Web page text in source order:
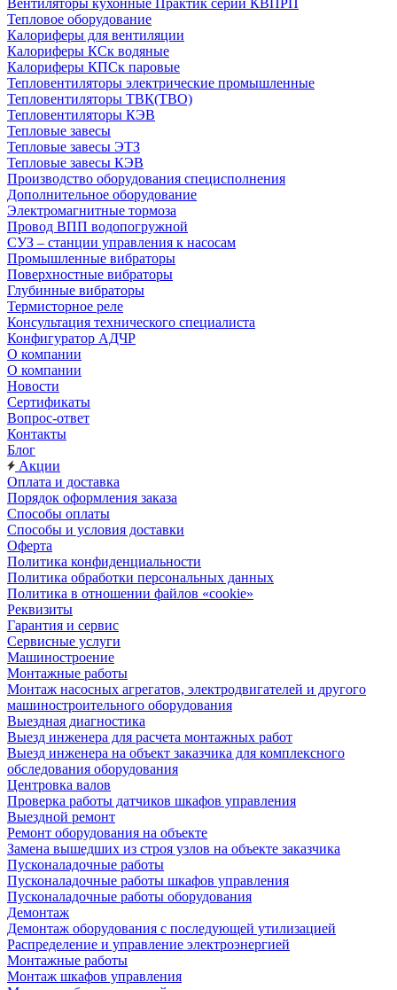
Вентиляторы кухонные Практик серии КВПРП
Тепловое оборудование
Калориферы для вентиляции
Калориферы КСк водяные
Калориферы КПСк паровые
Тепловентиляторы электрические промышленные
Тепловентиляторы ТВК(ТВО)
Тепловентиляторы КЭВ
Тепловые завесы
Тепловые завесы ЭТЗ
Тепловые завесы КЭВ
Производство оборудования специсполнения
Дополнительное оборудование
Электромагнитные тормоза
Провод ВПП водопогружной
СУЗ – станции управления к насосам
Промышленные вибраторы
Поверхностные вибраторы
Глубинные вибраторы
Термисторное реле
Консультация технического специалиста
Конфигуратор АДЧР
О компании
О компании
Новости
Сертификаты
Вопрос-ответ
Контакты
Блог
Акции
Оплата и доставка
Порядок оформления заказа
Способы оплаты
Способы и условия доставки
Оферта
Политика конфиденциальности
Политика обработки персональных данных
Политика в отношении файлов «cookie»
Реквизиты
Гарантия и сервис
Сервисные услуги
Машиностроение
Монтажные работы
Монтаж насосных агрегатов, электродвигателей и другого
машиностроительного оборудования
Выездная диагностика
Выезд инженера для расчета монтажных работ
Выезд инженера на объект заказчика для комплексного
обследования оборудования
Центровка валов
Проверка работы датчиков шкафов управления
Выездной ремонт
Ремонт оборудования на объекте
Замена вышедших из строя узлов на объекте заказчика
Пусконаладочные работы
Пусконаладочные работы шкафов управления
Пусконаладочные работы оборудования
Демонтаж
Демонтаж оборудования с последующей утилизацией
Распределение и управление электроэнергией
Монтажные работы
Монтаж шкафов управления